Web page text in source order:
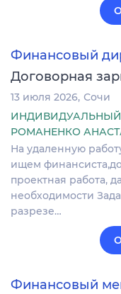
Финансовый
Договорная
13 июля 2026 Сочи
РОМАНЕНКО
На удаленную
ищем
проектная работа,
необходимости
разрезе…
Финансовый